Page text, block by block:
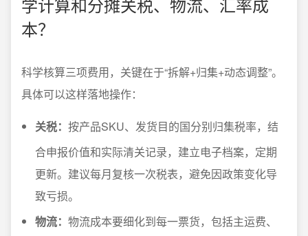
本？
科学核算三项费用，关键在于“拆解+归集+动态调整”。
具体可以这样落地操作：
关税： 按产品SKU、发货目的国分别归集税率，结
合申报价值和实际清关记录，建立电子档案，定期
更新。建议每月复核一次税表，避免因政策变化导
致亏损。
物流： 物流成本要细化到每一票货，包括主运费、